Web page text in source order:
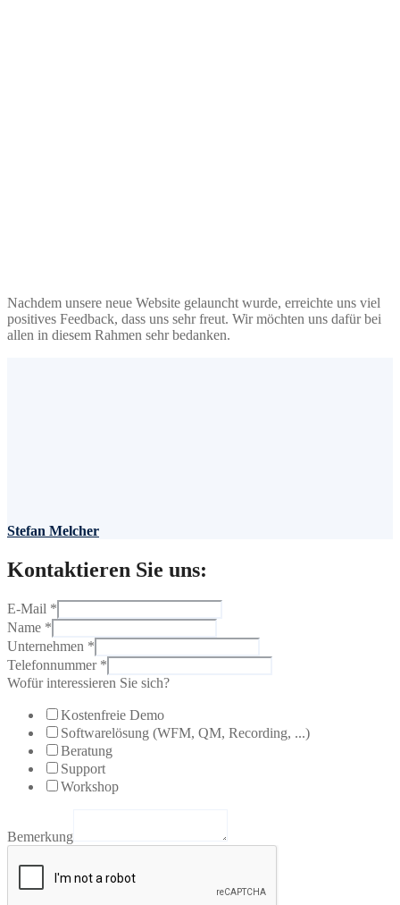
Nachdem unsere neue Website gelauncht wurde, erreichte uns viel
positives Feedback, dass uns sehr freut. Wir möchten uns dafür bei
allen in diesem Rahmen sehr bedanken.
Stefan Melcher
Kontaktieren Sie uns:
E-Mail *
Name *
Unternehmen *
Telefonnummer *
Wofür interessieren Sie sich?
Kostenfreie Demo
Softwarelösung (WFM, QM, Recording, ...)
Beratung
Support
Workshop
Bemerkung